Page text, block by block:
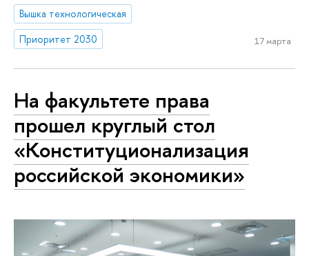
Вышка технологическая
Приоритет 2030
17 марта
На факультете права
прошел круглый стол
«Конституционализация
российской экономики»